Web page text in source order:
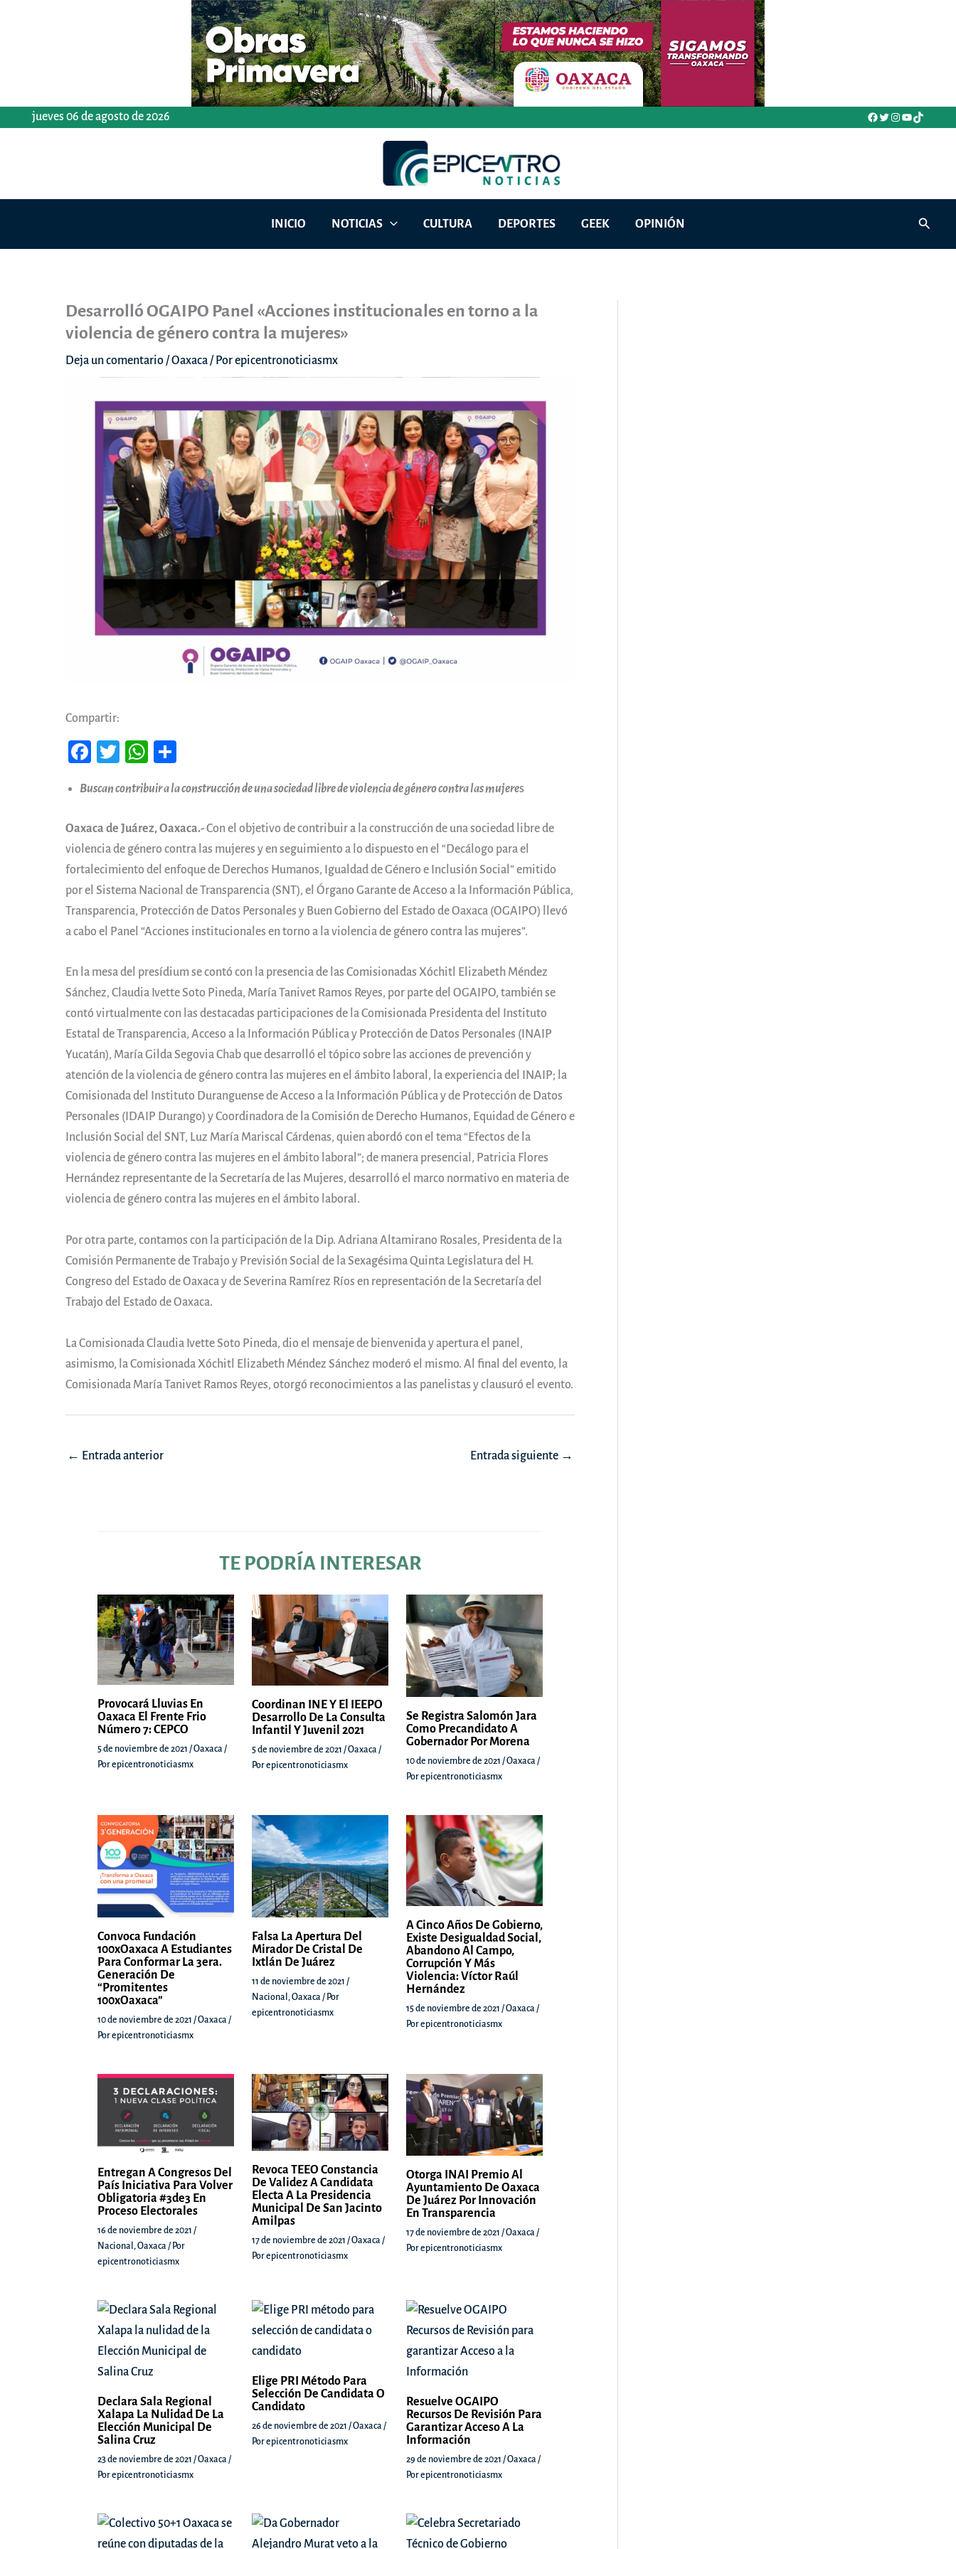
jueves 06 de agosto de 2026 Facebook
Twitter
Instagram
YouTube
TikTok
INICIO NOTICIAS CULTURA DEPORTES GEEK OPINIÓN Buscar
Desarrolló OGAIPO Panel «Acciones institucionales en torno a la
violencia de género contra la mujeres»
Deja un comentario/Oaxaca/ Porepicentronoticiasmx
Compartir:
Fa
b
oo
k
T
tt
er
W
ts
A
pp
pa
rti
r
Buscan contribuir a la construcción de una sociedad libre de violencia de género contra las mujeres
Oaxaca de Juárez, Oaxaca.-Con el objetivo de contribuir a la construcción de una sociedad libre de
violencia de género contra las mujeres y en seguimiento a lo dispuesto en el “Decálogo para el
fortalecimiento del enfoque de Derechos Humanos, Igualdad de Género e Inclusión Social” emitido
por el Sistema Nacional de Transparencia (SNT), el Órgano Garante de Acceso a la Información Pública,
Transparencia, Protección de Datos Personales y Buen Gobierno del Estado de Oaxaca (OGAIPO) llevó
a cabo el Panel “Acciones institucionales en torno a la violencia de género contra las mujeres”.
En la mesa del presídium se contó con la presencia de las Comisionadas Xóchitl Elizabeth Méndez
Sánchez, Claudia Ivette Soto Pineda, María Tanivet Ramos Reyes, por parte del OGAIPO, también se
contó virtualmente con las destacadas participaciones de la Comisionada Presidenta del Instituto
Estatal de Transparencia, Acceso a la Información Pública y Protección de Datos Personales (INAIP
Yucatán), María Gilda Segovia Chab que desarrolló el tópico sobre las acciones de prevención y
atención de la violencia de género contra las mujeres en el ámbito laboral, la experiencia del INAIP; la
Comisionada del Instituto Duranguense de Acceso a la Información Pública y de Protección de Datos
Personales (IDAIP Durango) y Coordinadora de la Comisión de Derecho Humanos, Equidad de Género e
Inclusión Social del SNT, Luz María Mariscal Cárdenas, quien abordó con el tema “Efectos de la
violencia de género contra las mujeres en el ámbito laboral”; de manera presencial, Patricia Flores
Hernández representante de la Secretaría de las Mujeres, desarrolló el marco normativo en materia de
violencia de género contra las mujeres en el ámbito laboral.
Por otra parte, contamos con la participación de la Dip. Adriana Altamirano Rosales, Presidenta de la
Comisión Permanente de Trabajo y Previsión Social de la Sexagésima Quinta Legislatura del H.
Congreso del Estado de Oaxaca y de Severina Ramírez Ríos en representación de la Secretaría del
Trabajo del Estado de Oaxaca.
La Comisionada Claudia Ivette Soto Pineda, dio el mensaje de bienvenida y apertura el panel,
asimismo, la Comisionada Xóchitl Elizabeth Méndez Sánchez moderó el mismo. Al final del evento, la
Comisionada María Tanivet Ramos Reyes, otorgó reconocimientos a las panelistas y clausuró el evento.
Navegación
← Entrada anterior Entrada siguiente →
TE PODRÍA INTERESAR
Provocará Lluvias En
Oaxaca El Frente Frio
Número 7: CEPCO
5 de noviembre de 2021 /Oaxaca /
Porepicentronoticiasmx
Coordinan INE Y El IEEPO
Desarrollo De La Consulta
Infantil Y Juvenil 2021
5 de noviembre de 2021/Oaxaca /
Porepicentronoticiasmx
Se Registra Salomón Jara
Como Precandidato A
Gobernador Por Morena
10 de noviembre de 2021/Oaxaca /
Porepicentronoticiasmx
Convoca Fundación
100xOaxaca A Estudiantes
Para Conformar La 3era.
Generación De
“Promitentes
100xOaxaca”
10 de noviembre de 2021 /Oaxaca /
Porepicentronoticiasmx
Falsa La Apertura Del
Mirador De Cristal De
Ixtlán De Juárez
11 de noviembre de 2021/
Nacional ,Oaxaca / Por
epicentronoticiasmx
A Cinco Años De Gobierno,
Existe Desigualdad Social,
Abandono Al Campo,
Corrupción Y Más
Violencia: Víctor Raúl
Hernández
15 de noviembre de 2021/Oaxaca /
Porepicentronoticiasmx
Entregan A Congresos Del
País Iniciativa Para Volver
Obligatoria #3de3 En
Proceso Electorales
16 de noviembre de 2021 /
Nacional ,Oaxaca / Por
epicentronoticiasmx
Revoca TEEO Constancia
De Validez A Candidata
Electa A La Presidencia
Municipal De San Jacinto
Amilpas
17 de noviembre de 2021/Oaxaca /
Porepicentronoticiasmx
Otorga INAI Premio Al
Ayuntamiento De Oaxaca
De Juárez Por Innovación
En Transparencia
17 de noviembre de 2021 /Oaxaca /
Porepicentronoticiasmx
Declara Sala Regional
Xalapa La Nulidad De La
Elección Municipal De
Salina Cruz
23 de noviembre de 2021 /Oaxaca /
Porepicentronoticiasmx
Elige PRI Método Para
Selección De Candidata O
Candidato
26 de noviembre de 2021/Oaxaca /
Porepicentronoticiasmx
Resuelve OGAIPO
Recursos De Revisión Para
Garantizar Acceso A La
Información
29 de noviembre de 2021/Oaxaca /
Porepicentronoticiasmx